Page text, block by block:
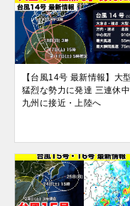
【台風14号 最新情報】大
猛烈な勢力に発達 三連休
九州に接近・上陸へ